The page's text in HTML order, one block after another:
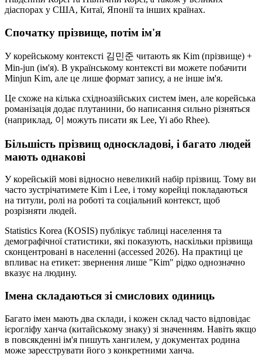
діаспорах у США, Китаї, Японії та інших країнах.
Спочатку прізвище, потім ім'я
У корейському контексті 김민준 читають як Kim (прізвище) +
Min-jun (ім'я). В українському контексті ви можете побачити
Minjun Kim, але це лише формат запису, а не інше ім'я.
Це схоже на кілька східноазійських систем імен, але корейська
романізація додає плутанини, бо написання сильно різняться
(наприклад, 이 можуть писати як Lee, Yi або Rhee).
Більшість прізвищ односкладові, і багато людей
мають однакові
У корейській мові відносно невеликий набір прізвищ. Тому ви
часто зустрічатимете Kim і Lee, і тому корейці покладаються
на титули, ролі на роботі та соціальний контекст, щоб
розрізняти людей.
Statistics Korea (KOSIS) публікує таблиці населення та
демографічної статистики, які показують, наскільки прізвища
сконцентровані в населенні (accessed 2026). На практиці це
впливає на етикет: звернення лише "Kim" рідко однозначно
вказує на людину.
Імена складаються зі смислових одиниць
Багато імен мають два склади, і кожен склад часто відповідає
ієрогліфу ханча (китайському знаку) зі значенням. Навіть якщо
в повсякденні ім'я пишуть хангилем, у документах родина
може зареєструвати його з конкретними ханча.